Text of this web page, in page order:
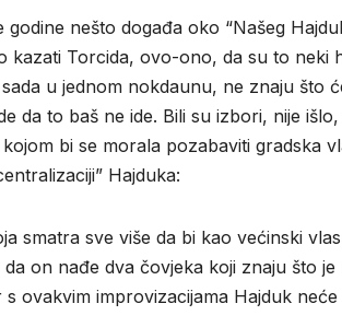
godine nešto događa oko “Našeg
kazati Torcida, ovo-ono, da su to neki
u jednom nokdaunu, ne znaju što
da to baš ne ide. Bili su izbori, nije
bi se morala pozabaviti gradska
Hajduka:
smatra sve više da bi kao većinski
on nađe dva čovjeka koji znaju što
s ovakvim improvizacijama Hajduk